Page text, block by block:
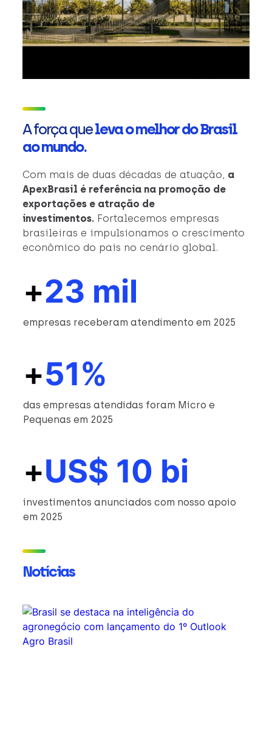
A força queleva o melhor do Brasil
ao mundo.
Com mais de duas décadas de atuação, a
ApexBrasil é referência na promoção de
exportações e atração de
investimentos. Fortalecemos empresas
brasileiras e impulsionamos o crescimento
econômico do país no cenário global.
+23 mil
empresas receberam atendimento em 2025
+51%
das empresas atendidas foram Micro e
Pequenas em 2025
+US$ 10 bi
investimentos anunciados com nosso apoio
em 2025
Notícias